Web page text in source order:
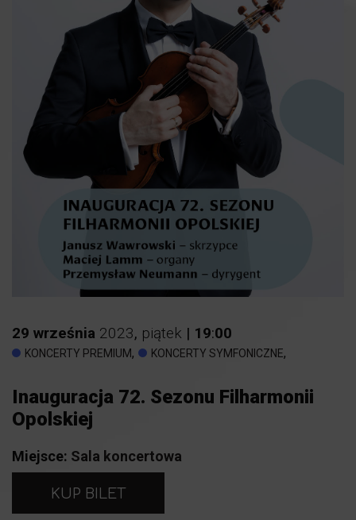
29 września 2023, piątek | 19:00
KONCERTY PREMIUM, KONCERTY SYMFONICZNE,
Inauguracja 72. Sezonu Filharmonii
Opolskiej
Miejsce: Sala koncertowa
KUP BILET